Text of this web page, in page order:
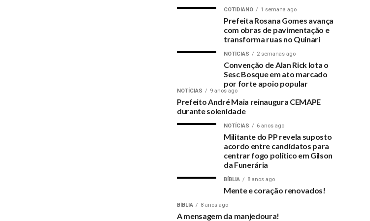
COTIDIANO 1 semana ago
Prefeita Rosana Gomes avança
com obras de pavimentação e
transforma ruas no Quinari
NOTÍCIAS 2 semanas ago
Convenção de Alan Rick lota o
Sesc Bosque em ato marcado
por forte apoio popular
NOTÍCIAS 9 anos ago
Prefeito André Maia reinaugura CEMAPE
durante solenidade
NOTÍCIAS 6 anos ago
Militante do PP revela suposto
acordo entre candidatos para
centrar fogo político em Gilson
da Funerária
BÍBLIA 8 anos ago
Mente e coração renovados!
BÍBLIA 8 anos ago
A mensagem da manjedoura!